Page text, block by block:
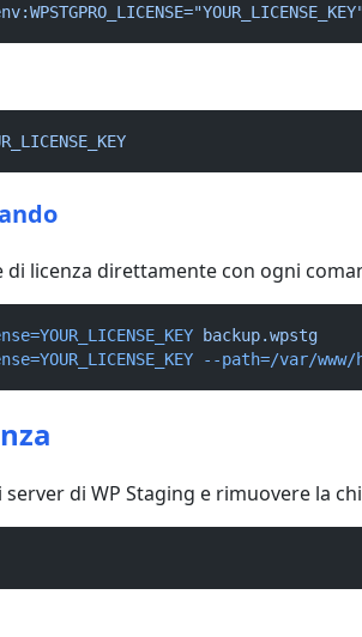
di licenza direttamente con ogni
backup.wpstg
--path=/var/www/
di WP Staging e rimuovere la